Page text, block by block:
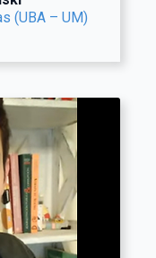
(UBA – UM)